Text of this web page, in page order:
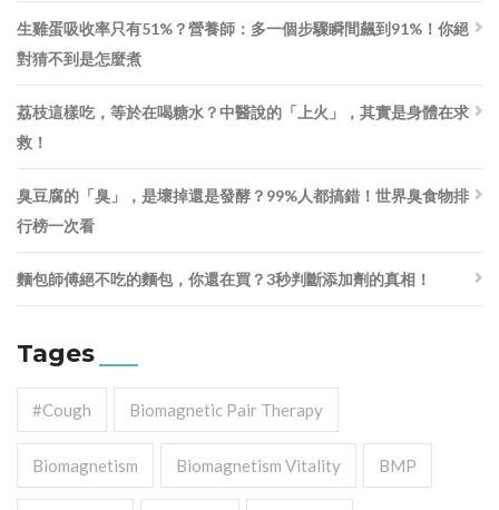
生雞蛋吸收率只有51%？營養師：多一個步驟瞬間飆到91%！你絕
對猜不到是怎麼煮
荔枝這樣吃，等於在喝糖水？中醫說的「上火」，其實是身體在求
救！
臭豆腐的「臭」，是壞掉還是發酵？99%人都搞錯！世界臭食物排
行榜一次看
麵包師傅絕不吃的麵包，你還在買？3秒判斷添加劑的真相！
Tages
#cough Biomagnetic Pair Therapy
Biomagnetism Biomagnetism Vitality BMP